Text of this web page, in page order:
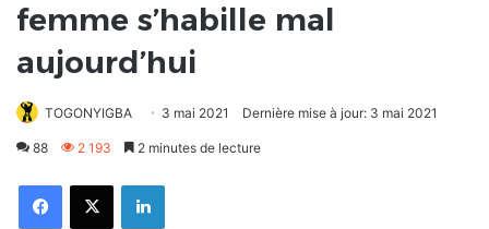
femme s’habille mal
aujourd’hui
TOGONYIGBA 3 mai 2021 Dernière mise à jour: 3 mai 2021
88 2 193 2 minutes de lecture
FacebookX Linkedin